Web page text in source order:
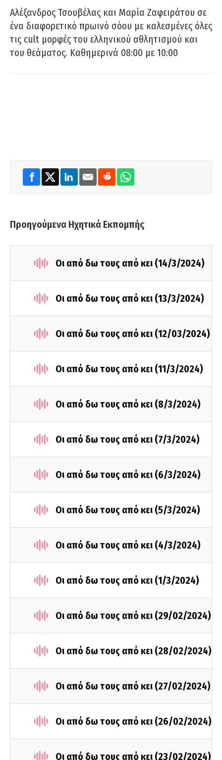
Αλέξανδρος Τσουβέλας και Μαρία Ζαφειράτου σε
ένα διαφορετικό πρωινό σόου με καλεσμένες όλες
τις cult μορφές του ελληνικού αθλητισμού και
του θεάματος. Καθημερινά 08:00 με 10:00
Προηγούμενα Ηχητικά Εκπομπής
Οι από δω τους από κει (14/3/2024)
Οι από δω τους από κει (13/3/2024)
Οι από δω τους από κει (12/03/2024)
Οι από δω τους από κει (11/3/2024)
Οι από δω τους από κει (8/3/2024)
Οι από δω τους από κει (7/3/2024)
Οι από δω τους από κει (6/3/2024)
Οι από δω τους από κει (5/3/2024)
Οι από δω τους από κει (4/3/2024)
Οι από δω τους από κει (1/3/2024)
Οι από δω τους από κει (29/02/2024)
Οι από δω τους από κει (28/02/2024)
Οι από δω τους από κει (27/02/2024)
Οι από δω τους από κει (26/02/2024)
Οι από δω τους από κει (23/02/2024)